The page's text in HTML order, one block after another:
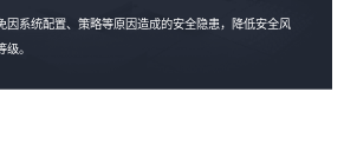
因系统配置、策略等原因造成的安全隐患，降低安全风
。